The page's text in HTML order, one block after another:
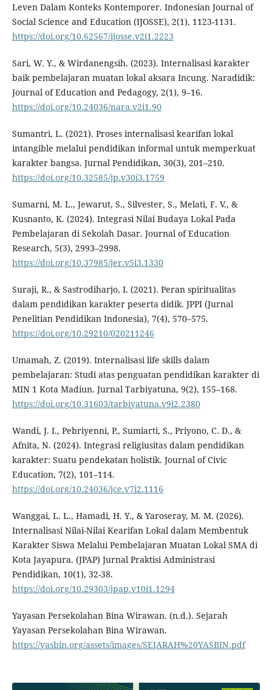
Leven Dalam Konteks Kontemporer. Indonesian Journal of
Social Science and Education (IJOSSE), 2(1), 1123-1131.
https://doi.org/10.62567/ijosse.v2i1.2223
Sari, W. Y., & Wirdanengsih. (2023). Internalisasi karakter
baik pembelajaran muatan lokal aksara Incung. Naradidik:
Journal of Education and Pedagogy, 2(1), 9–16.
https://doi.org/10.24036/nara.v2i1.90
Sumantri, L. (2021). Proses internalisasi kearifan lokal
intangible melalui pendidikan informal untuk memperkuat
karakter bangsa. Jurnal Pendidikan, 30(3), 201–210.
https://doi.org/10.32585/jp.v30i3.1759
Sumarni, M. L., Jewarut, S., Silvester, S., Melati, F. V., &
Kusnanto, K. (2024). Integrasi Nilai Budaya Lokal Pada
Pembelajaran di Sekolah Dasar. Journal of Education
Research, 5(3), 2993–2998.
https://doi.org/10.37985/jer.v5i3.1330
Suraji, R., & Sastrodiharjo, I. (2021). Peran spiritualitas
dalam pendidikan karakter peserta didik. JPPI (Jurnal
Penelitian Pendidikan Indonesia), 7(4), 570–575.
https://doi.org/10.29210/020211246
Umamah, Z. (2019). Internalisasi life skills dalam
pembelajaran: Studi atas penguatan pendidikan karakter di
MIN 1 Kota Madiun. Jurnal Tarbiyatuna, 9(2), 155–168.
https://doi.org/10.31603/tarbiyatuna.v9i2.2380
Wandi, J. I., Pebriyenni, P., Sumiarti, S., Priyono, C. D., &
Afnita, N. (2024). Integrasi religiusitas dalam pendidikan
karakter: Suatu pendekatan holistik. Journal of Civic
Education, 7(2), 101–114.
https://doi.org/10.24036/jce.v7i2.1116
Wanggai, L. L., Hamadi, H. Y., & Yaroseray, M. M. (2026).
Internalisasi Nilai-Nilai Kearifan Lokal dalam Membentuk
Karakter Siswa Melalui Pembelajaran Muatan Lokal SMA di
Kota Jayapura. (JPAP) Jurnal Praktisi Administrasi
Pendidikan, 10(1), 32-38.
https://doi.org/10.29303/jpap.v10i1.1294
Yayasan Persekolahan Bina Wirawan. (n.d.). Sejarah
Yayasan Persekolahan Bina Wirawan.
https://yasbin.org/assets/images/SEJARAH%20YASBIN.pdf